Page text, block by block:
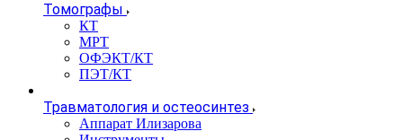
Томографы
КТ
МРТ
ОФЭКТ/КТ
ПЭТ/КТ
Травматология и остеосинтез
Аппарат Илизарова